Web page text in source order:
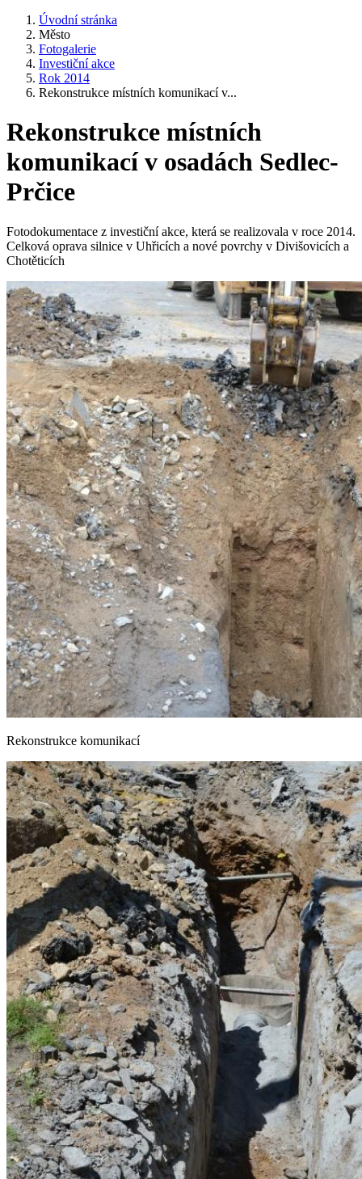
Úvodní stránka
Město
Fotogalerie
Investiční akce
Rok 2014
Rekonstrukce místních komunikací v...
Rekonstrukce místních
komunikací v osadách Sedlec-
Prčice
Fotodokumentace z investiční akce, která se realizovala v roce 2014.
Celková oprava silnice v Uhřicích a nové povrchy v Divišovicích a
Chotěticích
Rekonstrukce komunikací